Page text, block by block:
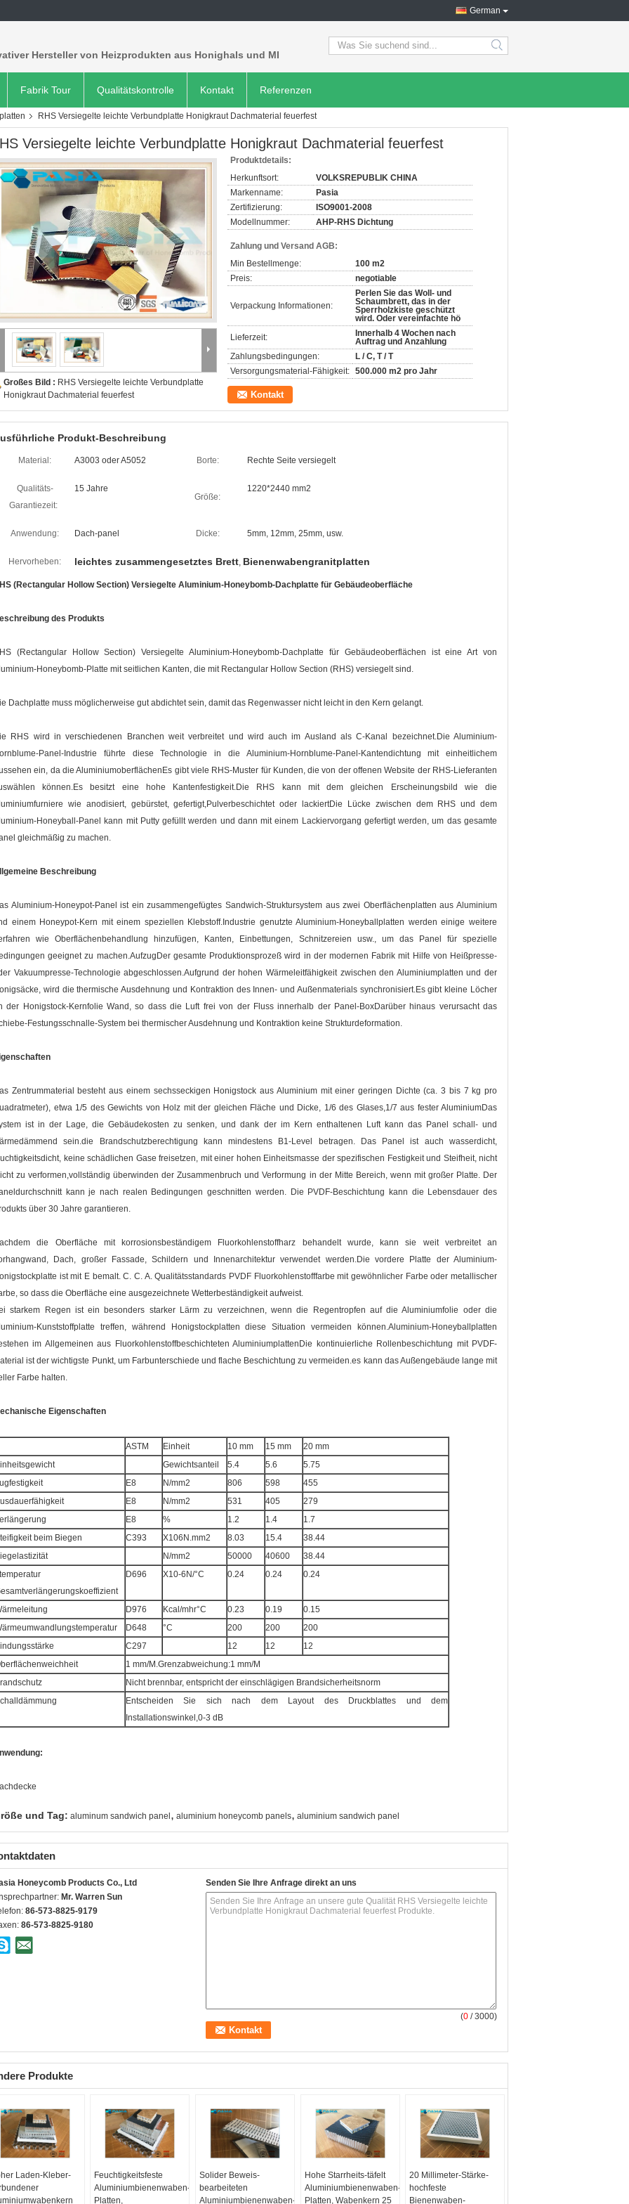
German
Hersteller von Heizprodukten aus Honighals und MI search
Fabrik Tour Qualitätskontrolle Kontakt Referenzen
RHS Versiegelte leichte Verbundplatte Honigkraut Dachmaterial feuerfest
Versiegelte leichte Verbundplatte Honigkraut Dachmaterial feuerfest
Großes Bild : RHS Versiegelte leichte Verbundplatte
Honigkraut Dachmaterial feuerfest
Produktdetails:
Herkunftsort:
VOLKSREPUBLIK CHINA
Markenname:
Pasia
Zertifizierung:
ISO9001-2008
Modellnummer:
AHP-RHS Dichtung
Zahlung und Versand AGB:
Min Bestellmenge:
100 m2
Preis:
negotiable
Verpackung Informationen:
Perlen Sie das Woll- und
Schaumbrett, das in der
Sperrholzkiste geschützt
wird. Oder vereinfachte hö
Lieferzeit:
Innerhalb 4 Wochen nach
Auftrag und Anzahlung
Zahlungsbedingungen:
L / C, T / T
Versorgungsmaterial-Fähigkeit: 500.000 m2 pro Jahr
Kontakt
Produkt-Beschreibung
Material: A3003 oder A5052 Borte: Rechte Seite versiegelt
Qualitäts-
Garantiezeit:
15 Jahre
Größe:
1220*2440 mm2
Anwendung: Dach-panel Dicke: 5mm, 12mm, 25mm, usw.
Hervorheben: leichtes zusammengesetztes Brett, Bienenwabengranitplatten
(Rectangular Hollow Section) Versiegelte Aluminium-Honeybomb-Dachplatte für Gebäudeoberfläche
des Produkts
(Rectangular Hollow Section) Versiegelte Aluminium-Honeybomb-Dachplatte für Gebäudeoberflächen ist eine Art von
Honeybomb-Platte mit seitlichen Kanten, die mit Rectangular Hollow Section (RHS) versiegelt sind.
Dachplatte muss möglicherweise gut abdichtet sein, damit das Regenwasser nicht leicht in den Kern gelangt.
RHS wird in verschiedenen Branchen weit verbreitet und wird auch im Ausland als C-Kanal bezeichnet.Die Aluminium-
Panel-Industrie führte diese Technologie in die Aluminium-Hornblume-Panel-Kantendichtung mit einheitlichem
ein, da die AluminiumoberflächenEs gibt viele RHS-Muster für Kunden, die von der offenen Website der RHS-Lieferanten
können.Es besitzt eine hohe Kantenfestigkeit.Die RHS kann mit dem gleichen Erscheinungsbild wie die
wie anodisiert, gebürstet, gefertigt,Pulverbeschichtet oder lackiertDie Lücke zwischen dem RHS und dem
Honeyball-Panel kann mit Putty gefüllt werden und dann mit einem Lackiervorgang gefertigt werden, um das gesamte
gleichmäßig zu machen.
Beschreibung
Aluminium-Honeypot-Panel ist ein zusammengefügtes Sandwich-Struktursystem aus zwei Oberflächenplatten aus Aluminium
einem Honeypot-Kern mit einem speziellen Klebstoff.Industrie genutzte Aluminium-Honeyballplatten werden einige weitere
wie Oberflächenbehandlung hinzufügen, Kanten, Einbettungen, Schnitzereien usw., um das Panel für spezielle
geeignet zu machen.AufzugDer gesamte Produktionsprozeß wird in der modernen Fabrik mit Hilfe von Heißpresse-
Vakuumpresse-Technologie abgeschlossen.Aufgrund der hohen Wärmeleitfähigkeit zwischen den Aluminiumplatten und der
wird die thermische Ausdehnung und Kontraktion des Innen- und Außenmaterials synchronisiert.Es gibt kleine Löcher
der Honigstock-Kernfolie Wand, so dass die Luft frei von der Fluss innerhalb der Panel-BoxDarüber hinaus verursacht das
Festungsschnalle-System bei thermischer Ausdehnung und Kontraktion keine Strukturdeformation.
Zentrummaterial besteht aus einem sechsseckigen Honigstock aus Aluminium mit einer geringen Dichte (ca. 3 bis 7 kg pro
etwa 1/5 des Gewichts von Holz mit der gleichen Fläche und Dicke, 1/6 des Glases,1/7 aus fester AluminiumDas
ist in der Lage, die Gebäudekosten zu senken, und dank der im Kern enthaltenen Luft kann das Panel schall- und
sein.die Brandschutzberechtigung kann mindestens B1-Level betragen. Das Panel ist auch wasserdicht,
keine schädlichen Gase freisetzen, mit einer hohen Einheitsmasse der spezifischen Festigkeit und Steifheit, nicht
zu verformen,vollständig überwinden der Zusammenbruch und Verformung in der Mitte Bereich, wenn mit großer Platte. Der
kann je nach realen Bedingungen geschnitten werden. Die PVDF-Beschichtung kann die Lebensdauer des
über 30 Jahre garantieren.
die Oberfläche mit korrosionsbeständigem Fluorkohlenstoffharz behandelt wurde, kann sie weit verbreitet an
Dach, großer Fassade, Schildern und Innenarchitektur verwendet werden.Die vordere Platte der Aluminium-
ist mit E bemalt. C. C. A. Qualitätsstandards PVDF Fluorkohlenstofffarbe mit gewöhnlicher Farbe oder metallischer
so dass die Oberfläche eine ausgezeichnete Wetterbeständigkeit aufweist.
starkem Regen ist ein besonders starker Lärm zu verzeichnen, wenn die Regentropfen auf die Aluminiumfolie oder die
Kunststoffplatte treffen, während Honigstockplatten diese Situation vermeiden können.Aluminium-Honeyballplatten
im Allgemeinen aus Fluorkohlenstoffbeschichteten AluminiumplattenDie kontinuierliche Rollenbeschichtung mit PVDF-
ist der wichtigste Punkt, um Farbunterschiede und flache Beschichtung zu vermeiden.es kann das Außengebäude lange mit
Farbe halten.
Eigenschaften
ASTM Einheit 10 mm 15 mm
20 mm
Gewichtsanteil 5.4 5.6
5.75
E8 N/mm2 806 598
455
E8 N/mm2 531 405
279
E8 % 1.2 1.4
1.7
beim Biegen
C393 X106N.mm2 8.03 15.4
38.44
N/mm2 50000 40600
38.44
D696 X10-6N/°C 0.24 0.24 0.24
D976 Kcal/mhr°C 0.23 0.19
0.15
D648 °C 200 200
200
C297 12 12
12
1 mm/M.Grenzabweichung:1 mm/M
Nicht brennbar, entspricht der einschlägigen Brandsicherheitsnorm
Entscheiden Sie sich nach dem Layout des Druckblattes und dem
Installationswinkel,0-3 dB
und Tag: aluminum sandwich panel , aluminium honeycomb panels, aluminium sandwich panel
Honeycomb Products Co., Ltd
Mr. Warren Sun
86-573-8825-9179
86-573-8825-9180
Senden Sie Ihre Anfrage direkt an uns
(0 / 3000)
Produkte
Laden-Kleber-
Feuchtigkeitsfeste
Aluminiumbienenwaben-
Platten,
Solider Beweis-
bearbeiteten
Aluminiumbienenwaben-
Hohe Starrheits-täfelt
Aluminiumbienenwaben-
Platten, Wabenkern 25
20 Millimeter-Stärke-
hochfeste
Bienenwaben-